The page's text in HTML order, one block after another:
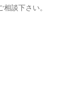
談下さい。